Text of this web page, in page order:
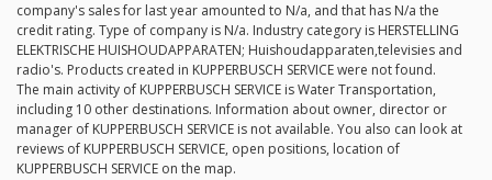
company's sales for last year amounted to N/a, and that has N/a the
credit rating. Type of company is N/a. Industry category is HERSTELLING
ELEKTRISCHE HUISHOUDAPPARATEN; Huishoudapparaten,televisies and
radio's. Products created in KUPPERBUSCH SERVICE were not found.
The main activity of KUPPERBUSCH SERVICE is Water Transportation,
including 10 other destinations. Information about owner, director or
manager of KUPPERBUSCH SERVICE is not available. You also can look at
reviews of KUPPERBUSCH SERVICE, open positions, location of
KUPPERBUSCH SERVICE on the map.